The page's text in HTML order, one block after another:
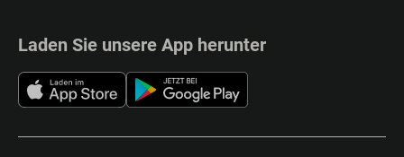
Laden Sie unsere App herunter